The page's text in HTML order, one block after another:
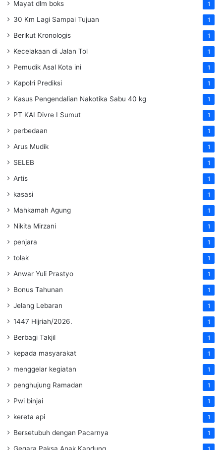
Mayat dlm boks 1
30 Km Lagi Sampai Tujuan 1
Berikut Kronologis 1
Kecelakaan di Jalan Tol 1
Pemudik Asal Kota ini 1
Kapolri Prediksi 1
Kasus Pengendalian Nakotika Sabu 40 kg 1
PT KAI Divre I Sumut 1
perbedaan 1
Arus Mudik 1
SELEB 1
Artis 1
kasasi 1
Mahkamah Agung 1
Nikita Mirzani 1
penjara 1
tolak 1
Anwar Yuli Prastyo 1
Bonus Tahunan 1
Jelang Lebaran 1
1447 Hijriah/2026. 1
Berbagi Takjil 1
kepada masyarakat 1
menggelar kegiatan 1
penghujung Ramadan 1
Pwi binjai 1
kereta api 1
Bersetubuh dengan Pacarnya 1